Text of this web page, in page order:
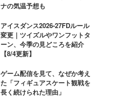
ナの気温予想も
アイスダンス2026-27FDルール
変更｜ツイズルやワンフットタ
ーン、今季の見どころを紹介
【8/4更新】
ゲーム配信を見て、なぜか考え
た「フィギュアスケート観戦を
長く続けられた理由」